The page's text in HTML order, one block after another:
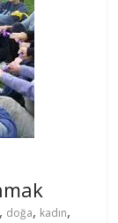
, doğa, kadın,